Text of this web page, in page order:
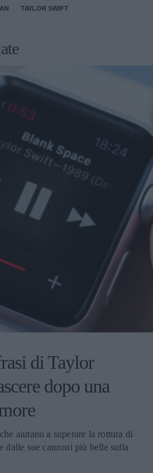
TAYLOR SWIFT
di Taylor
dopo una
aiutano a superare la rottura di
dalle sue canzoni più belle sulla